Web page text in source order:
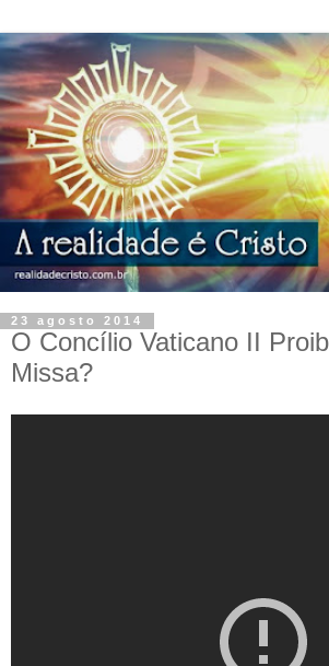
23 agosto 2014
O Concílio Vaticano II
Missa?